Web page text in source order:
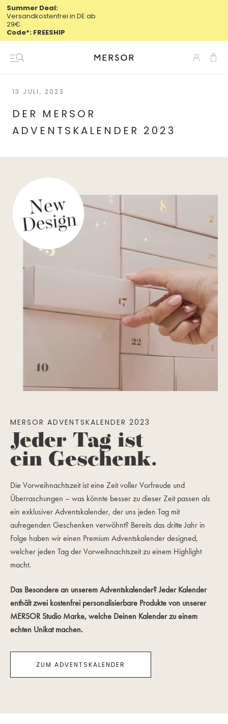
Direkt
zum
Inhalt
Summer Deal:
Versandkostenfrei in DE ab
29€
Code*: FREESHIP
13 JULI, 2023
DER MERSOR
ADVENTSKALENDER 2023
MERSOR ADVENTSKALENDER 2023
Jeder Tag ist
ein Geschenk.
Die Vorweihnachtszeit ist eine Zeit voller Vorfreude und
Überraschungen – was könnte besser zu dieser Zeit passen als
ein exklusiver Adventskalender, der uns jeden Tag mit
aufregenden Geschenken verwöhnt? Bereits das dritte Jahr in
Folge haben wir einen Premium Adventskalender designed,
welcher jeden Tag der Vorweihnachtszeit zu einem Highlight
macht.
Das Besondere an unserem Adventskalender? Jeder Kalender
enthält zwei kostenfrei personalisierbare Produkte von unserer
MERSOR Studio Marke, welche Deinen Kalender zu einem
echten Unikat machen.
ZUM ADVENTSKALENDER